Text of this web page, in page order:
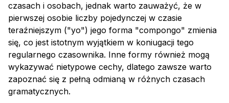
czasach i osobach, jednak warto zauważyć, że w
pierwszej osobie liczby pojedynczej w czasie
teraźniejszym ("yo") jego forma "compongo" zmienia
się, co jest istotnym wyjątkiem w koniugacji tego
regularnego czasownika. Inne formy również mogą
wykazywać nietypowe cechy, dlatego zawsze warto
zapoznać się z pełną odmianą w różnych czasach
gramatycznych.